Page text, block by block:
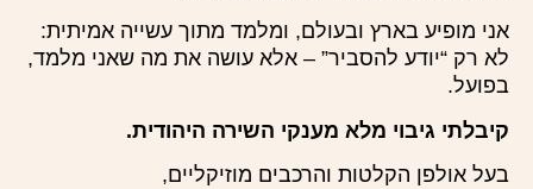
אני מופיע בארץ ובעולם, ומלמד מתוך עשייה אמיתית:
לא רק “יודע להסביר” – אלא עושה את מה שאני מלמד,
בפועל.
קיבלתי גיבוי מלא מענקי השירה היהודית.
בעל אולפן הקלטות והרכבים מוזיקליים,